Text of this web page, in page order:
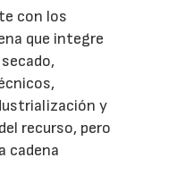
con los
que integre
y
recurso, pero
cadena